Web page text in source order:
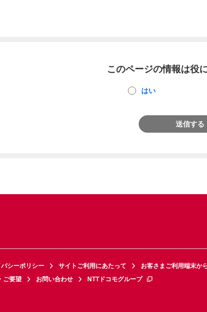
このページの情報は役
はい
送信する
バシーポリシー サイトご利用にあたって お客さまご利用端末か
ご要望 お問い合わせ NTTドコモグループ